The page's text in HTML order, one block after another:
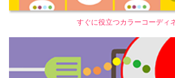
すぐに役立つカラーコーディ